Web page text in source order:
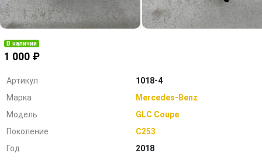
В наличии
1 000 ₽
Артикул
1018-4
Марка
Mercedes-Benz
Модель
GLC Coupe
Поколение
C253
Год
2018